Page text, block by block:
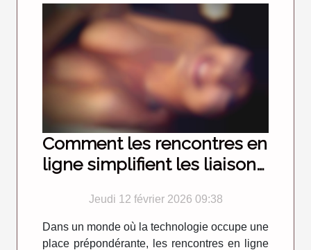
Comment les rencontres en
ligne simplifient les liaisons
Jeudi 12 février 2026 09:38
Dans un monde où la technologie occupe une
place prépondérante, les rencontres en ligne